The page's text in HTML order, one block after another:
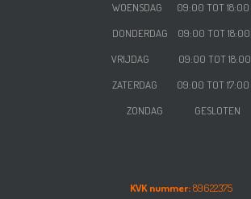
WOENSDAG 09:00 TOT 18:00
DONDERDAG 09:00 TOT 18:00
VRIJDAG
09:00 TOT 18:00
ZATERDAG 09:00 TOT 17:00
ZONDAG GESLOTEN
KVK nummer:89622375